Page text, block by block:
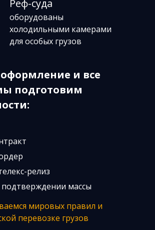
Реф-суда
оборудованы
холодильными камерами
для особых грузов
и все
подготовим
релиз
массы
мировых правил и
перевозке грузов